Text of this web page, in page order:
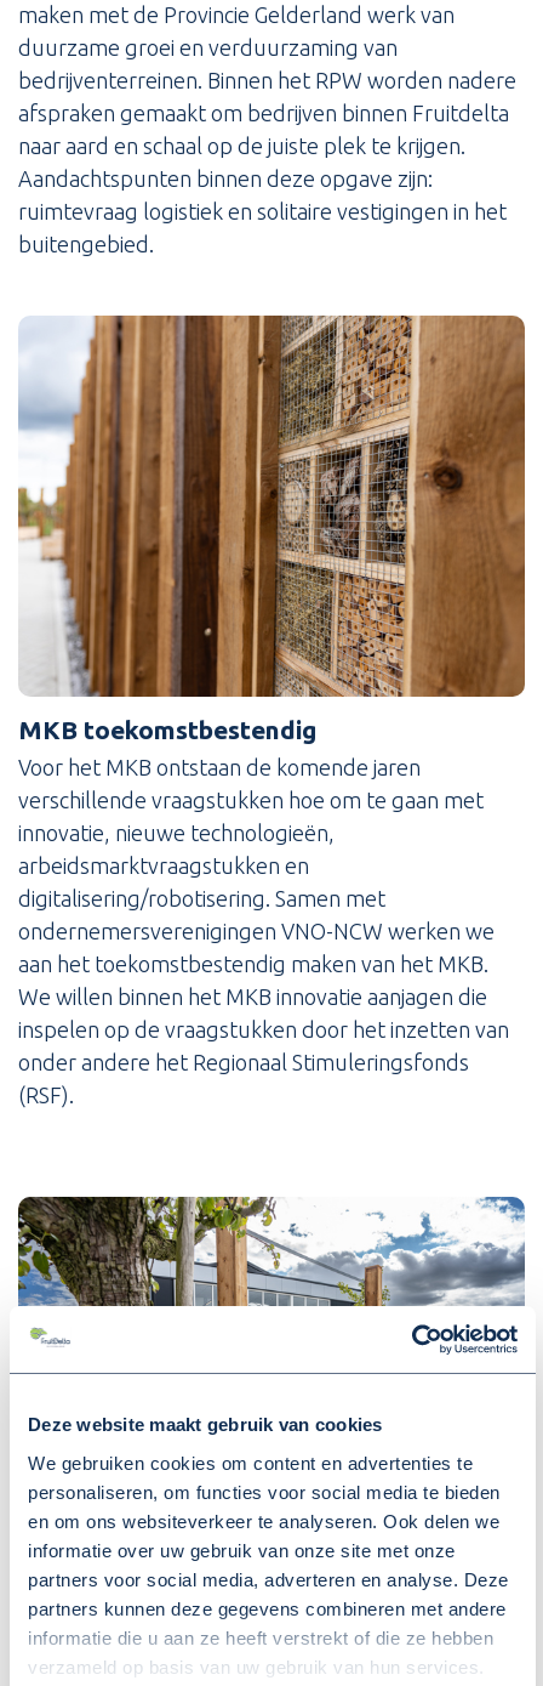
Deze website maakt gebruik van cookies
We gebruiken cookies om content en advertenties te
personaliseren, om functies voor social media te bieden
en om ons websiteverkeer te analyseren. Ook delen we
informatie over uw gebruik van onze site met onze
partners voor social media, adverteren en analyse. Deze
partners kunnen deze gegevens combineren met andere
informatie die u aan ze heeft verstrekt of die ze hebben
verzameld op basis van uw gebruik van hun services.
maken met de Provincie Gelderland werk van
duurzame groei en verduurzaming van
bedrijventerreinen. Binnen het RPW worden nadere
afspraken gemaakt om bedrijven binnen Fruitdelta
naar aard en schaal op de juiste plek te krijgen.
Aandachtspunten binnen deze opgave zijn:
ruimtevraag logistiek en solitaire vestigingen in het
buitengebied.
MKB toekomstbestendig
Voor het MKB ontstaan de komende jaren
verschillende vraagstukken hoe om te gaan met
innovatie, nieuwe technologieën,
arbeidsmarktvraagstukken en
digitalisering/robotisering. Samen met
ondernemersverenigingen VNO-NCW werken we
aan het toekomstbestendig maken van het MKB.
We willen binnen het MKB innovatie aanjagen die
inspelen op de vraagstukken door het inzetten van
onder andere het Regionaal Stimuleringsfonds
(RSF).
Kennisclusters
Vanwege het ontbreken van HBO- of WO-